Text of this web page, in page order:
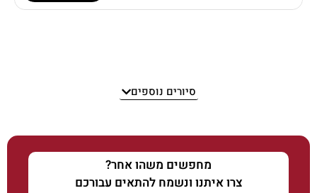
סיורים נוספים
מחפשים משהו אחר?
צרו איתנו ונשמח להתאים עבורכם